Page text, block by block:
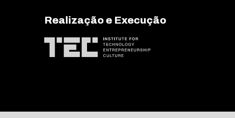
Realização e Execução